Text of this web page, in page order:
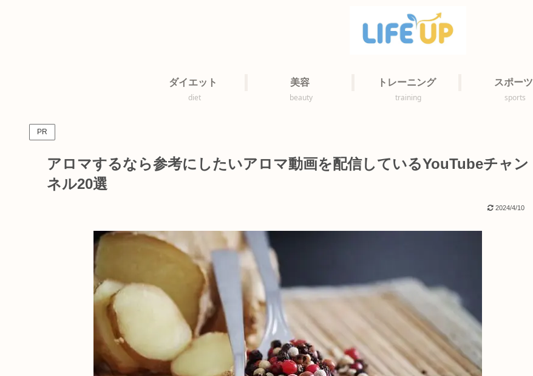
ダイエット
diet
美容
beauty
トレーニング
training
スポーツ
sports
PR
アロマするなら参考にしたいアロマ動画を配信しているYouTubeチャン
ネル20選
2024/4/10